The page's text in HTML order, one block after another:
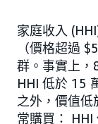
家庭收入
（價格超過
群。事實上
HHI 低於 15
之外，價值
常購買：